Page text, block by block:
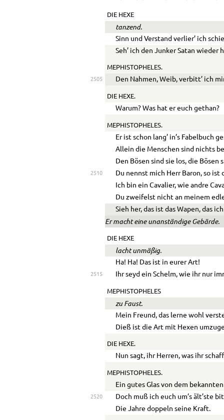
DIE HEXE
tanzend.
Sinn und Verstand verlier’ ich
Seh’ ich den Junker Satan wieder
MEPHISTOPHELES.
2505 Den Nahmen, Weib, verbitt’ ich
DIE HEXE.
Warum? Was hat er euch gethan?
MEPHISTOPHELES.
Er ist schon lang’ in’s Fabelbuch
Allein die Menschen sind nichts
Den Bösen sind sie los, die Bösen
2510
Du nennst mich Herr Baron, so ist
Ich bin ein Cavalier, wie andre
Du zweifelst nicht an meinem
Sieh her, das ist das Wapen, das
Er macht eine unanständige Gebärde.
DIE HEXE
lacht unmäßig.
Ha! Ha! Das ist in eurer Art!
2515 Ihr seyd ein Schelm, wie ihr nur
MEPHISTOPHELES
zu Faust.
Mein Freund, das lerne wohl
Dieß ist die Art mit Hexen
DIE HEXE.
Nun sagt, ihr Herren, was ihr
MEPHISTOPHELES.
Ein gutes Glas von dem
2520
Doch muß ich euch um’s ält’ste
Die Jahre doppeln seine Kraft.